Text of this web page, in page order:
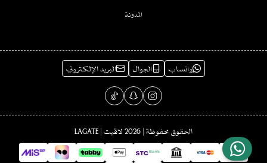
المدونة
واتساب الجوال البريد الإلكتروني
الحقوق محفوظة | 2026 لاقيت | LAGATE